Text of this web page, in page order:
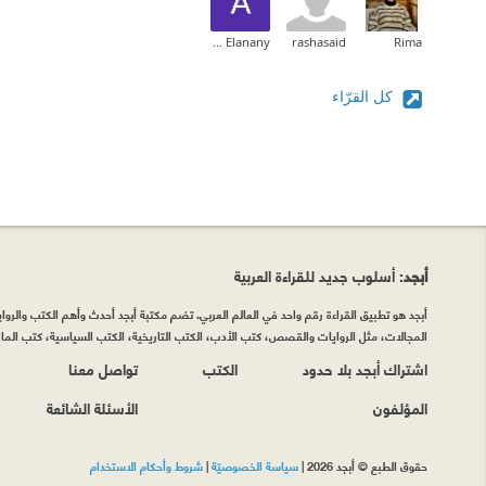
Rima
rashasaid
Abdelaziz Elanany
كل القرّاء
أبجد: أسلوب جديد للقراءة العربية
أبجد هو تطبيق القراءة رقم واحد في العالم العربي. تضم مكتبة أبجد أحدث وأهم الكتب
المجالات، مثل الروايات والقصص، كتب الأدب، الكتب التاريخية، الكتب السياسية، كتب
اشتراك أبجد بلا حدود
المؤلفون
الكتب
تواصل معنا
الأسئلة الشائعة
حقوق الطبع © أبجد 2026 |سياسة الخصوصيّة|شروط وأحكام الاستخدام